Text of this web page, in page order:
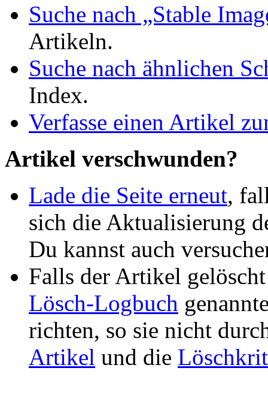
Suche nach „Stable
Artikeln.
Suche nach ähnlichen
Index.
Verfasse einen Artikel
Artikel verschwunden?
Lade die Seite erneut,
sich die Aktualisierung
Du kannst auch
Falls der Artikel
Lösch-Logbuch
richten, so sie nicht
Artikel und die